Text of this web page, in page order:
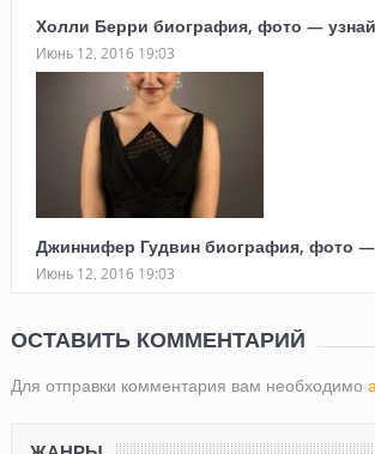
Холли Берри биография, фото —
Июнь 12, 2016 19:03
Джиннифер Гудвин биография, фото —
Июнь 12, 2016 19:03
ОСТАВИТЬ КОММЕНТАРИЙ
Для отправки комментария вам необходимо